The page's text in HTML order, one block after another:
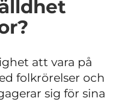
att vara på
folkrörelser och
sig för sina